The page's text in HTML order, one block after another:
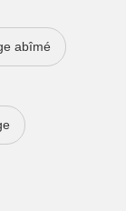
abîmé